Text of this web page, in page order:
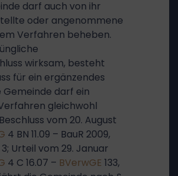
darf auch von ihr
oder angenommene
Verfahren beheben.
wirksam, besteht
für ein ergänzendes
Gemeinde darf ein
gleichwohl
vom 20. August
4 BN 11.09 – BauR 2009,
3; Urteil vom 29. Januar
4 C 16.07 – BVerwGE 133,